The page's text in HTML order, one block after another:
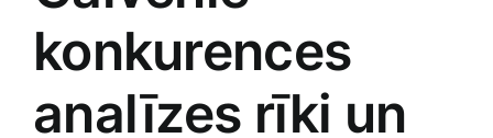
konkurences
analīzes rīki un